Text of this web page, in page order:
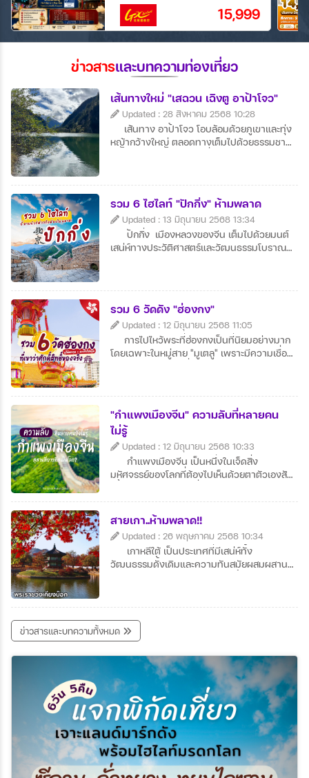
15,999
ข่าวสารและบทความท่องเที่ยว
เส้นทางใหม่ "เสฉวน เฉิงตู อาป้าโจว"
Updated : 28 สิงหาคม 2568 10:28
เส้นทาง อาป้าโจว โอบล้อมด้วยภูเขาและทุ่ง
หญ้ากว้างใหญ่ ตลอดทางเต็มไปด้วยธรรมชาติ
รวม 6 ไฮไลท์ "ปักกิ่ง" ห้ามพลาด
Updated : 13 มิถุนายน 2568 13:34
ปักกิ่ง เมืองหลวงของจีน เต็มไปด้วยมนต์
เสน่ห์ทางประวัติศาสตร์และวัฒนธรรมโบราณ
จีนที่ยิ่งใหญ่และสัมผัสบรรยากาศธรรมชาติที่
อลังการ มีอาหารจีนต้นตำรับอย่างเป็ดปักกิ่งให้
ลิ้มลองอย่างจุใจ ปักกิ่ง จึงเป็นเมืองที่ผสม
ผสานอดีต ปัจจุบัน และอนาคตได้อย่างลงตัว
และน่าประทับใจ
รวม 6 วัดดัง "ฮ่องกง"
Updated : 12 มิถุนายน 2568 11:05
การไปไหว้พระที่ฮ่องกงเป็นที่นิยมอย่างมาก
โดยเฉพาะในหมู่สาย "มูเตลู" เพราะมีความเชื่อ
"กำแพงเมืองจีน" ความลับที่หลายคน
ไม่รู้
Updated : 12 มิถุนายน 2568 10:33
กำแพงเมืองจีน เป็นหนึ่งในเจ็ดสิ่ง
มหัศจรรย์ของโลกที่ต้องไปเห็นด้วยตาตัวเองสัก
ฤดูใบไม้เปลี่ยนสีและฤดูหนาวที่หิมะ
ปกคลุม กำแพงทอดยาวคดเคี้ยวตามแนวเขา
ให้ความรู้สึกยิ่งใหญ่และสง่างาม นักท่องเที่ยว
สามารถเดินสำรวจบางช่วงของกำแพง เช่น ที่
ปาต๋าหลิงหรือมู่เถียนยวี่ซึ่งได้รับการบูรณะอย่าง
ดี นอกจากจะได้ชมทัศนียภาพ ยังได้สัมผัส
สายเกา..ห้ามพลาด!!
Updated : 26 พฤษภาคม 2568 10:34
เกาหลีใต้ เป็นประเทศที่มีเสน่ห์ทั้ง
วัฒนธรรมดั้งเดิมและความทันสมัยผสมผสาน
เกาหลี ได้รับความนิยมทั่วโลก เหมาะสำหรับสาย
ช้อป บรรยากาศสวยงามทุกฤดู โดยเฉพาะฤดู
ใบไม้เปลี่ยนสีและหิมะในฤดูหนาว
ข่าวสารและบทความทั้งหมด